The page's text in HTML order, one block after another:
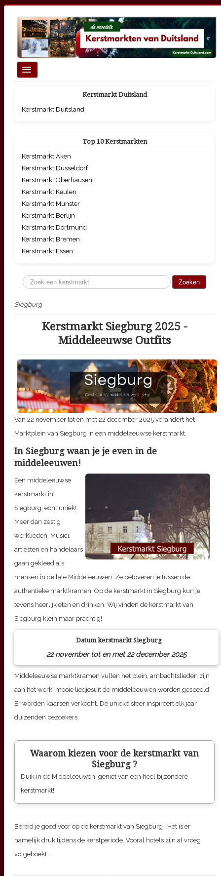
Schakelen
navigatie
Top 10 Grootste Kerstmarkten
Kerstmarkt Duitsland
Kerstmarkt Duitsland
Top 10 Kerstmarkten
Kerstmarkt Aken
Kerstmarkt Dusseldorf
Kerstmarkt Oberhausen
Kerstmarkt Keulen
Kerstmarkt Munster
Kerstmarkt Berlijn
Kerstmarkt Dortmund
Kerstmarkt Bremen
Kerstmarkt Essen
Zoeken... Zoeken
Siegburg
Kerstmarkt Siegburg 2025 -
Middeleeuwse Outfits
Van 22 november tot en met 22 december 2025 verandert het
Marktplein van Siegburg in een middeleeuwse kerstmarkt.
In Siegburg waan je je even in de
middeleeuwen!
Een middeleeuwse
kerstmarkt in
Siegburg, echt uniek!
Meer dan zestig
werklieden, Musici,
artiesten en handelaars
gaan gekleed als
mensen in de late Middeleeuwen. Ze betoveren je tussen de
authentieke marktkramen. Op de kerstmarkt in Siegburg kun je
tevens heerlijk eten en drinken. Wij vinden de kerstmarkt van
Siegburg klein maar prachtig!
Datum kerstmarktSiegburg
22 november tot en met 22 december 2025
Middeleeuwse marktkramen vullen het plein, ambachtslieden zijn
aan het werk, mooie liedjesuit de middeleeuwen worden gespeeld.
Er worden kaarsen verkocht. De unieke sfeer inspireert elk jaar
duizenden bezoekers.
Waarom kiezen voor de kerstmarkt van
Siegburg?
Duik in de Middeleeuwen, geniet van een heel bijzondere
kerstmarkt!
Bereid je goed voor op de kerstmarkt van Siegburg . Het is er
namelijk druk tijdens de kerstperiode. Vooral hotels zijn al vroeg
volgeboekt.